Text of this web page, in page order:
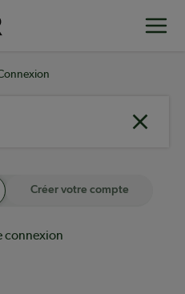
Créer votre compte
connexion